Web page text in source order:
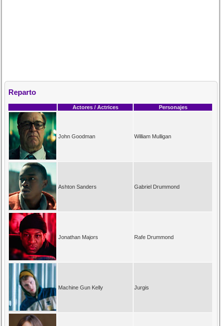
Reparto
Actores / Actrices Personajes
John Goodman William Mulligan
Ashton Sanders Gabriel Drummond
Jonathan Majors Rafe Drummond
Machine Gun Kelly Jurgis